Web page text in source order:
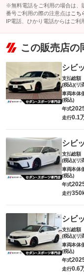
※無料電話をご利用の場合は、
番号ご利用の際の注意点は こち
IP電話、ひかり電話からはご利
この販売店の
シビ
支払総額
(税込)(リ
車両本体
(税込)
年式
走行0.1
シビ
支払総額
(税込)(リ
車両本体
(税込)
年式
走行
シビ
支払総額
(税込)(リ
車両本体
(税込)
年式
走行0.6